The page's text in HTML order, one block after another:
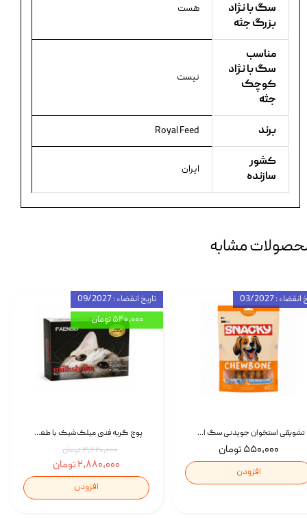
سگ با نژاد
بزرگ جثه
هست
مناسب
سگ با نژاد
کوچک
جثه
نیست
برند Royal Feed
کشور
سازنده
ایران
مشابه
پوچ گربه فنبی میلک‌شیک با طعم مرغ Faenbei Cat Milk Shake Pouch بسته 12 عددی
۳,۴۲۰,۰۰۰ تومان
۲,۸۸۰,۰۰۰ تومان
افزودن
تاریخ انقضاء : 09/2027
۵۴۰,۰۰۰ تومان
تشویقی استخوان جویدنی سگ اسنکی کرانچی با طعم مرغ Snacky Crunchy Munchy وزن 100 گرم
۵۵۰,۰۰۰ تومان
افزودن
: 03/2027